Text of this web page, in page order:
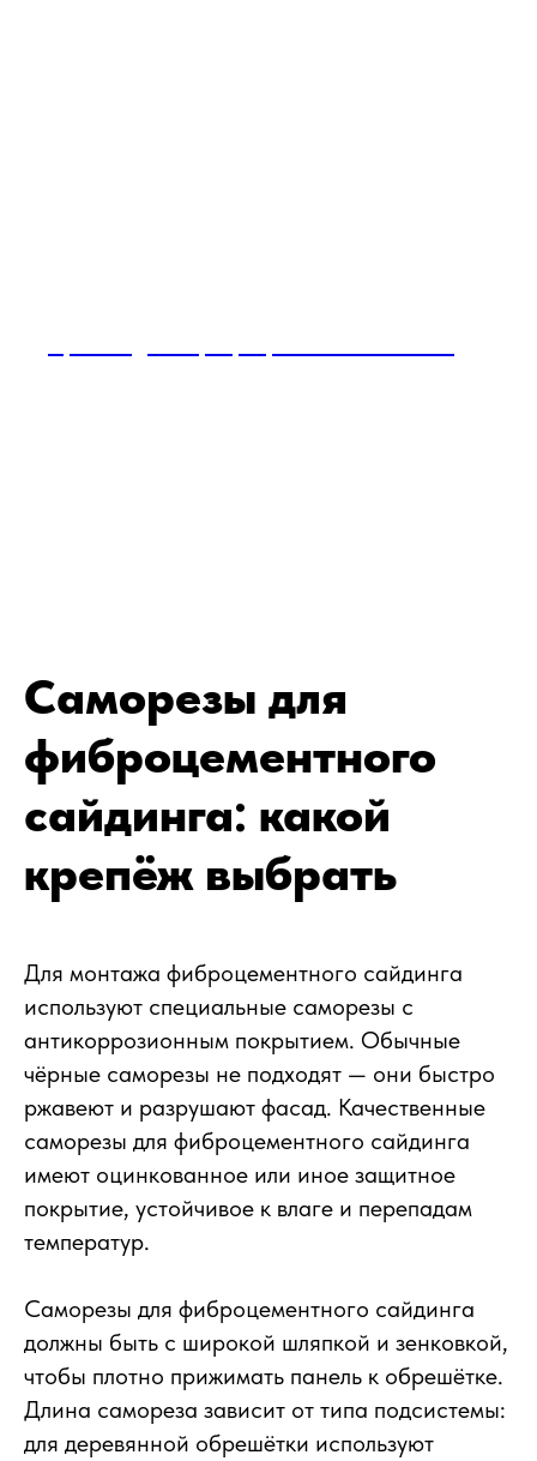
Саморезы для
фиброцементного
сайдинга: какой
крепёж выбрать
Для монтажа фиброцементного сайдинга
используют специальные саморезы с
антикоррозионным покрытием. Обычные
чёрные саморезы не подходят — они быстро
ржавеют и разрушают фасад. Качественные
саморезы для фиброцементного сайдинга
имеют оцинкованное или иное защитное
покрытие, устойчивое к влаге и перепадам
температур.
Саморезы для фиброцементного сайдинга
должны быть с широкой шляпкой и зенковкой,
чтобы плотно прижимать панель к обрешётке.
Длина самореза зависит от типа подсистемы:
для деревянной обрешётки используют